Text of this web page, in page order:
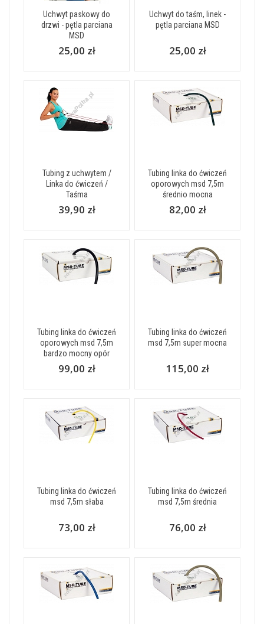
Uchwyt paskowy do
drzwi - pętla parciana
MSD
25,00 zł
Uchwyt do taśm, linek -
pętla parciana MSD
25,00 zł
Tubing z uchwytem /
Linka do ćwiczeń /
Taśma
39,90 zł
Tubing linka do ćwiczeń
oporowych msd 7,5m
średnio mocna
82,00 zł
Tubing linka do ćwiczeń
oporowych msd 7,5m
bardzo mocny opór
99,00 zł
Tubing linka do ćwiczeń
msd 7,5m super mocna
115,00 zł
Tubing linka do ćwiczeń
msd 7,5m słaba
73,00 zł
Tubing linka do ćwiczeń
msd 7,5m średnia
76,00 zł